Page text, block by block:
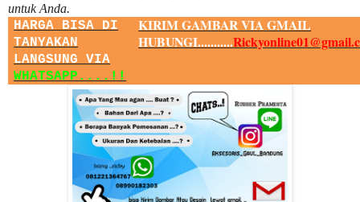
untuk Anda.
HARGA BISA DI
TANYAKAN
LANGSUNG VIA
WHATSAPP....!!
KIRIM GAMBAR VIA GMAIL
HUBUNGI...........